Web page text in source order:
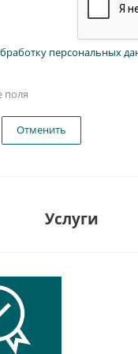
персональных
поля
Отменить
Услуги